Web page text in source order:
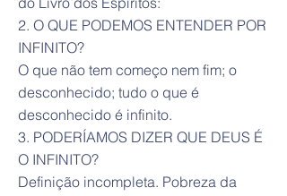
2. O QUE PODEMOS ENTENDER POR
INFINITO?
O que não tem começo nem fim; o
desconhecido; tudo o que é
desconhecido é infinito.
3. PODERÍAMOS DIZER QUE DEUS É
O INFINITO?
Definição incompleta. Pobreza da